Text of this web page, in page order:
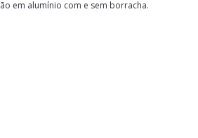
em alumínio com e sem borracha.